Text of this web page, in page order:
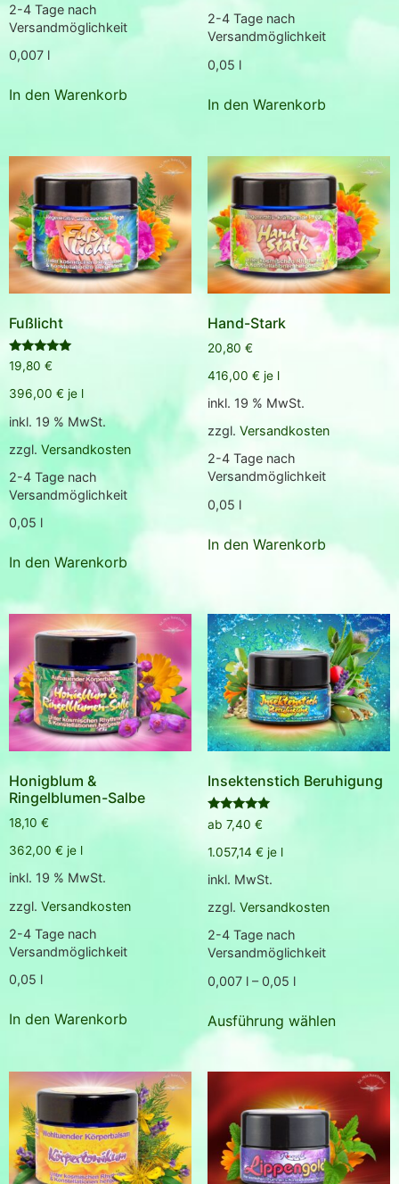
2-4 Tage nach
Versandmöglichkeit
0,007 l
In den Warenkorb
2-4 Tage nach
Versandmöglichkeit
0,05 l
In den Warenkorb
Fußlicht
Bewertet
mit
von 5
19,80 €
396,00 € je l
inkl. 19 % MwSt.
zzgl. Versandkosten
2-4 Tage nach
Versandmöglichkeit
0,05 l
In den Warenkorb
Hand-Stark
20,80 €
416,00 € je l
inkl. 19 % MwSt.
zzgl. Versandkosten
2-4 Tage nach
Versandmöglichkeit
0,05 l
In den Warenkorb
Honigblum &
Ringelblumen-Salbe
18,10 €
362,00 € je l
inkl. 19 % MwSt.
zzgl. Versandkosten
2-4 Tage nach
Versandmöglichkeit
0,05 l
In den Warenkorb
Insektenstich Beruhigung
Bewertet
mit
von 5
ab 7,40 €
1.057,14 € je l
inkl. MwSt.
zzgl. Versandkosten
2-4 Tage nach
Versandmöglichkeit
0,007 l– 0,05 l
Ausführung wählen